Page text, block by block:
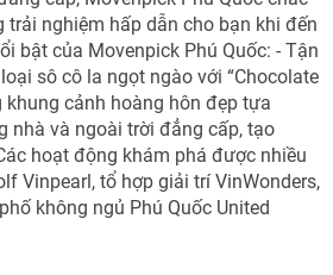
trải nghiệm hấp dẫn cho bạn khi đến
bật của Movenpick Phú Quốc: - Tận
sô cô la ngọt ngào với “Chocolate
khung cảnh hoàng hôn đẹp tựa
nhà và ngoài trời đẳng cấp, tạo
hoạt động khám phá được nhiều
Vinpearl, tổ hợp giải trí VinWonders,
không ngủ Phú Quốc United